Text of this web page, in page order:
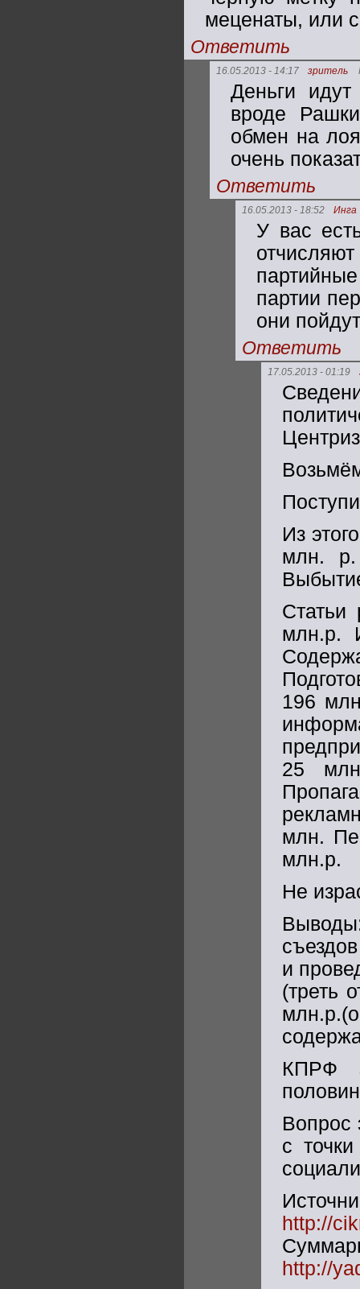
меценаты, или
Ответить
16.05.2013 - 14:17 зритель
Деньги
вроде
обмен на
очень
Ответить
16.05.2013 - 18:52 Инга
У вас
партии
они
Ответить
17.05.2013 - 01:19
Из
млн.
Статьи
млн.р.
196
25
млн.
млн.р.
Не
и
(треть
КПРФ
Вопрос
с
http://
http://